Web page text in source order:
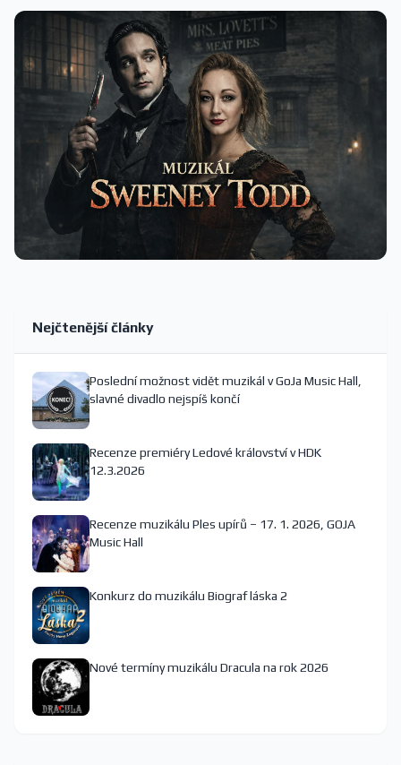
Nejčtenější články
Poslední možnost vidět muzikál v GoJa Music Hall,
slavné divadlo nejspíš končí
Recenze premiéry Ledové království v HDK
12.3.2026
Recenze muzikálu Ples upírů – 17. 1. 2026, GOJA
Music Hall
Konkurz do muzikálu Biograf láska 2
Nové termíny muzikálu Dracula na rok 2026